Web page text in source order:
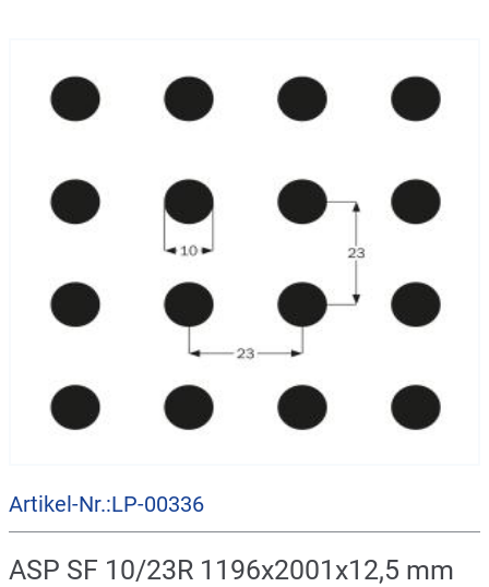
Artikel-Nr.:LP-00336
ASP SF 10/23R 1196x2001x12,5 mm